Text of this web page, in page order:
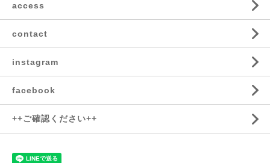
access
contact
instagram
facebook
++ご確認ください++